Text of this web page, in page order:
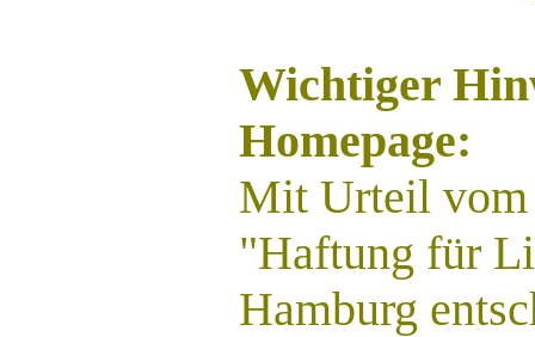
Wichtiger
Homepage:
Mit Urteil vom
"Haftung für
Hamburg